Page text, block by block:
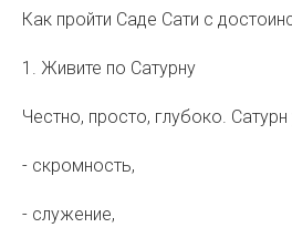
Как пройти Саде Сати с
1. Живите по Сатурну
Честно, просто, глубоко. Сатурн
- скромность,
- служение, ⠀